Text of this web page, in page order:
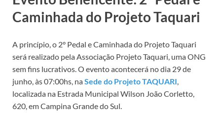
Caminhada do Projeto Taquari
A princípio, o 2° Pedal e Caminhada do Projeto Taquari
será realizado pela Associação Projeto Taquari, uma ONG
sem fins lucrativos. O evento acontecerá no dia 29 de
junho, às 07:00hs, naSede do Projeto TAQUARI
localizada na Estrada Municipal Wilson João Corletto,
620, em Campina Grande do Sul.